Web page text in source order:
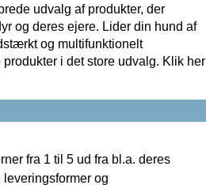
udvalg af produkter, der
og deres ejere. Lider din hund af
og multifunktionelt
i det store udvalg. Klik her
fra 1 til 5 ud fra bl.a. deres
og